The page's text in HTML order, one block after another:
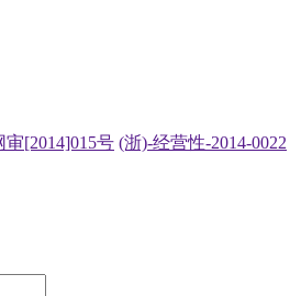
审[2014]015号 (浙)-经营性-2014-0022